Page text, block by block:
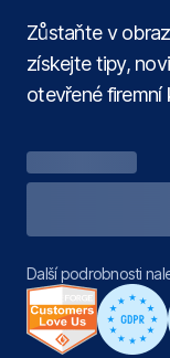
Zůstaňte v
získejte tipy,
otevřené firemní
Další podrobnosti